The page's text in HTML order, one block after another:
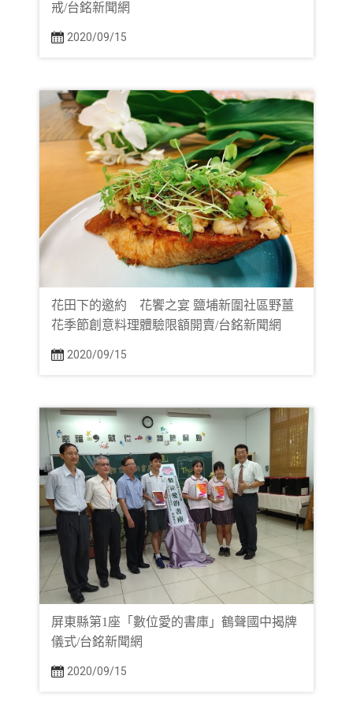
戒/台銘新聞網
2020/09/15
花田下的邀約 花饗之宴 鹽埔新圍社區野薑
花季節創意料理體驗限額開賣/台銘新聞網
2020/09/15
屏東縣第1座「數位愛的書庫」鶴聲國中揭牌
儀式/台銘新聞網
2020/09/15